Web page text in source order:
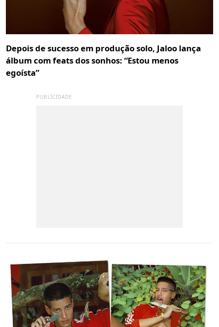
Depois de sucesso em produção solo, Jaloo lança
álbum com feats dos sonhos: “Estou menos
egoísta”
PUBLICIDADE